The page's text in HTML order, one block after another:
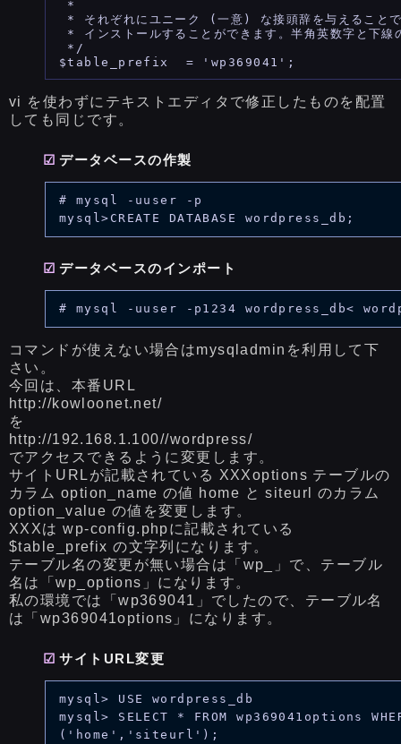
*
* それぞれにユニーク (一意) な接頭辞を与えること
* インストールすることができます。半角英数字と下線
*/
vi を使わずにテキストエディタで修正したものを配置
しても同じです。
データベースの作製
# mysql -uuser -p
データベースのインポート
コマンドが使えない場合はmysqladminを利用して下
さい。
今回は、本番URL
http://kowloonet.net/
を
http://192.168.1.100//wordpress/
でアクセスできるように変更します。
サイトURLが記載されている XXXoptions テーブルの
カラム option_name の値 home と siteurl のカラム
option_value の値を変更します。
XXXは wp-config.phpに記載されている
$table_prefix の文字列になります。
テーブル名の変更が無い場合は「wp_」で、テーブル
名は「wp_options」になります。
私の環境では「wp369041」でしたので、テーブル名
は「wp369041options」になります。
サイトURL変更
mysql> USE wordpress_db
mysql> SELECT * FROM wp369041options
('home','siteurl');